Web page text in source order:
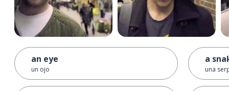
an eye
un ojo
a
una